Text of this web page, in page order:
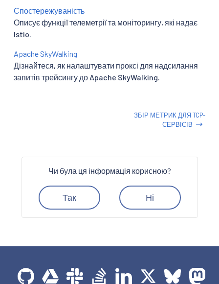
Спостережуваність
Описує функції телеметрії та моніторингу, які надає
Istio.
Apache SkyWalking
Дізнайтеся, як налаштувати проксі для надсилання
запитів трейсингу до Apache SkyWalking.
ЗБІР МЕТРИК ДЛЯ TCP-
СЕРВІСІВ
Чи була ця інформація корисною?
Так Ні